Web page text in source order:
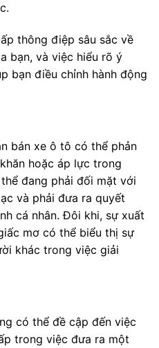
thông điệp sâu sắc về
bạn, và việc hiểu rõ ý
bạn điều chỉnh hành động
bán xe ô tô có thể phản
hoặc áp lực trong
đang phải đối mặt với
và phải đưa ra quyết
cá nhân. Đôi khi, sự xuất
mơ có thể biểu thị sự
khác trong việc giải
có thể đề cập đến việc
trong việc đưa ra một